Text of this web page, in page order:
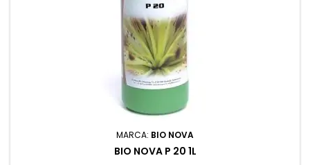
MARCA: BIO NOVA
BIO NOVA P 20 1L